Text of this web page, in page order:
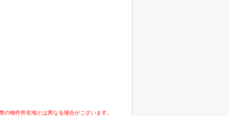
物件所在地とは異なる場合がございます。